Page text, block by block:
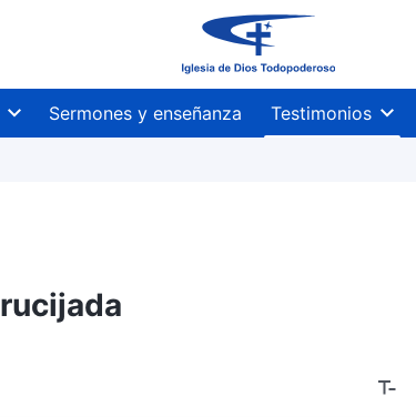
Sermones y enseñanza Testimonios